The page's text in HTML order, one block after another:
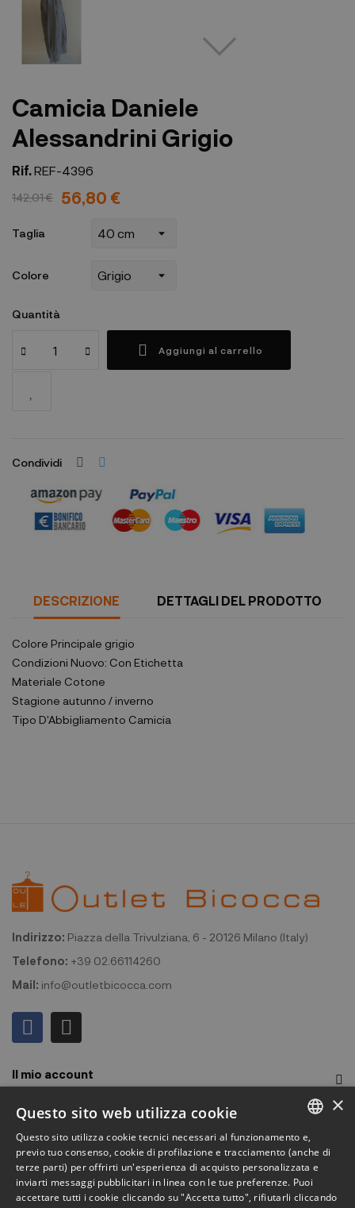
Camicia Daniele
Alessandrini Grigio
Rif.REF-4396
142,01 € 56,80 €
Taglia
Colore
Quantità
Aggiungi al carrello
Condividi
DESCRIZIONE DETTAGLI DEL PRODOTTO
Colore Principale grigio
Condizioni Nuovo: Con Etichetta
Materiale Cotone
Stagione autunno / inverno
Tipo D'Abbigliamento Camicia
Indirizzo: Piazza della Trivulziana, 6 - 20126 Milano (Italy)
Telefono: +39 02.66114260
Mail: info@outletbicocca.com
Il mio account
Outlet Bicocca
Iscriviti alla Newsletter
Iscriviti per ricevere accesso anticipato a saldi, ultimi arrivi,
promozioni e molto altro.
ITALIAN
ENGLISH
FRENCH
×
Questo sito web utilizza cookie
Questo sito utilizza cookie tecnici necessari al funzionamento e,
previo tuo consenso, cookie di profilazione e tracciamento (anche di
terze parti) per offrirti un'esperienza di acquisto personalizzata e
inviarti messaggi pubblicitari in linea con le tue preferenze. Puoi
accettare tutti i cookie cliccando su "Accetta tutto", rifiutarli cliccando